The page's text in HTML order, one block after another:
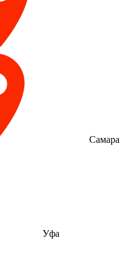
Самара
Уфа